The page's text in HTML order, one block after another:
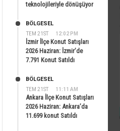
teknolojileriyle dönüşüyor
TEM 21ST 12:02 PM
BÖLGESEL
İzmir İlçe Konut Satışları
2026 Haziran: İzmir’de
7.791 Konut Satıldı
TEM 21ST 11:11 AM
BÖLGESEL
Ankara İlçe Konut Satışları
2026 Haziran: Ankara’da
11.699 konut Satıldı